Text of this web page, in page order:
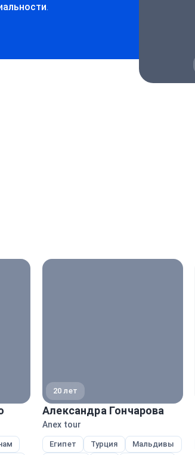
.
20 лет
Александра Гончарова
Anex tour
Египет Турция
Мальдивы